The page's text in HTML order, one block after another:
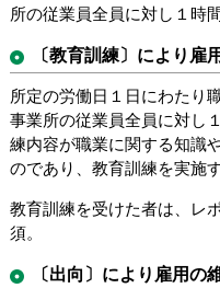
所の従業員全員に対し１時
〔教育訓練〕により雇
所定の労働日１日にわたり
事業所の従業員全員に対し
練内容が職業に関する知識
のであり、教育訓練を実施
教育訓練を受けた者は、レ
須。
〔出向〕により雇用の